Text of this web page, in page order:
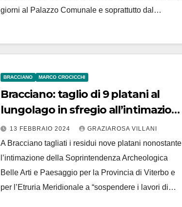
giorni al Palazzo Comunale e soprattutto dal…
BRACCIANO MARCO CROCICCHI
Bracciano: taglio di 9 platani al
lungolago in sfregio all’intimazione
della Soprintendenza
13 FEBBRAIO 2024 GRAZIAROSA VILLANI
A Bracciano tagliati i residui nove platani nonostante
l’intimazione della Soprintendenza Archeologica
Belle Arti e Paesaggio per la Provincia di Viterbo e
per l’Etruria Meridionale a “sospendere i lavori di…